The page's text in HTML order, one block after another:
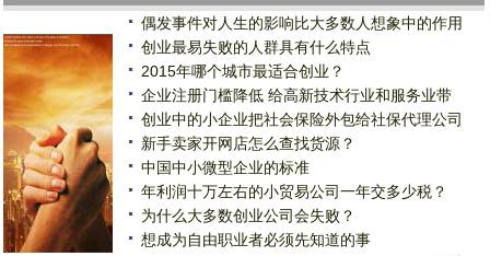
偶发事件对人生的影响比大多数人想象中的作用
创业最易失败的人群具有什么特点
2015年哪个城市最适合创业？
企业注册门槛降低 给高新技术行业和服务业带
创业中的小企业把社会保险外包给社保代理公司
新手卖家开网店怎么查找货源？
中国中小微型企业的标准
年利润十万左右的小贸易公司一年交多少税？
为什么大多数创业公司会失败？
想成为自由职业者必须先知道的事